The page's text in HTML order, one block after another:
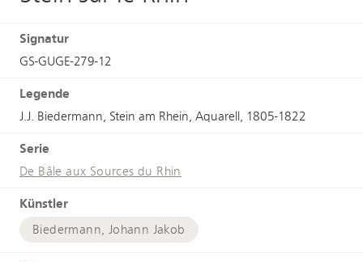
Signatur
GS-GUGE-279-12
Legende
J.J. Biedermann, Stein am Rhein, Aquarell, 1805-1822
Serie
De Bâle aux Sources du Rhin
Künstler
Biedermann, Johann Jakob